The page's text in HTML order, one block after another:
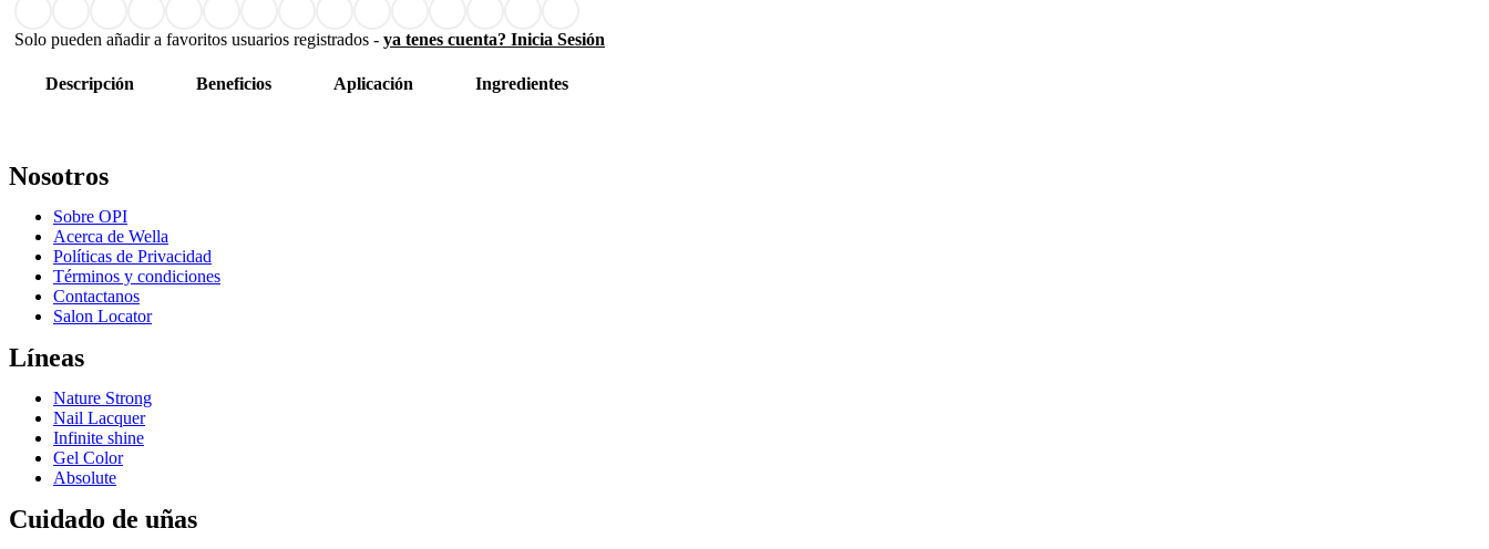
Solo pueden añadir a favoritos usuarios registrados - ya tenes cuenta? Inicia Sesión
Descripción Beneficios Aplicación Ingredientes
Nosotros
Sobre OPI
Acerca de Wella
Políticas de Privacidad
Términos y condiciones
Contactanos
Salon Locator
Líneas
Nature Strong
Nail Lacquer
Infinite shine
Gel Color
Absolute
Cuidado de uñas